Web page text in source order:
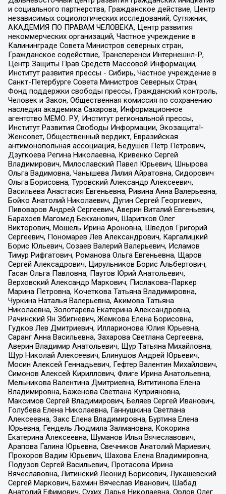
и социального партнерства, Гражданское действие, Центр
независимых социологических исследований, Сутяжник,
АКАДЕМИЯ ПО ПРАВАМ ЧЕЛОВЕКА, Центр развития
некоммерческих организаций, Частное учреждение в
Калининграде Совета Министров северных стран,
Гражданское содействие, Трансперенси Интернешнл-Р,
Центр Защиты Прав Средств Массовой Информации,
Институт развития прессы - Сибирь, Частное учреждение в
Санкт-Петербурге Совета Министров Северных Стран,
Фонд поддержки свободы прессы, Гражданский контроль,
Человек и Закон, Общественная комиссия по сохранению
наследия академика Сахарова, Информационное
агентство МЕМО. РУ, Институт региональной прессы,
Институт Развития Свободы Информации, Экозащита!-
Женсовет, Общественный вердикт, Евразийская
антимонопольная ассоциация, Бедушев Петр Петрович,
Дзугкоева Регина Николаевна, Кривенко Сергей
Владимирович, Милославский Павел Юрьевич, Шнырова
Ольга Вадимовна, Чанышева Лилия Айратовна, Сидорович
Ольга Борисовна, Туровский Александр Алексеевич,
Васильева Анастасия Евгеньевна, Ривина Анна Валерьевна,
Бойко Анатолий Николаевич, Дугин Сергей Георгиевич,
Пивоваров Андрей Сергеевич, Аверин Виталий Евгеньевич,
Барахоев Магомед Бекханович, Шарипков Олег
Викторович, Мошель Ирина Ароновна, Шведов Григорий
Сергеевич, Пономарев Лев Александрович, Каргалицкий
Борис Юльевич, Созаев Валерий Валерьевич, Исламов
Тимур Рифгатович, Романова Ольга Евгеньевна, Щаров
Сергей Алексадрович, Цирульников Борис Альбертович,
Гасан Ольга Павловна, Паутов Юрий Анатольевич,
Верховский Александр Маркович, Пислакова-Паркер
Марина Петровна, Кочеткова Татьяна Владимировна,
Чуркина Наталья Валерьевна, Акимова Татьяна
Николаевна, Золотарева Екатерина Александровна,
Рачинский Ян Збигневич, Жемкова Елена Борисовна,
Гудков Лев Дмитриевич, Илларионова Юлия Юрьевна,
Саранг Анна Васильевна, Захарова Светлана Сергеевна,
Аверин Владимир Анатольевич, Щур Татьяна Михайловна,
Щур Николай Алексеевич, Блинушов Андрей Юрьевич,
Мосин Алексей Геннадьевич, Гефтер Валентин Михайлович,
Симонов Алексей Кириллович, Флиге Ирина Анатольевна,
Мельникова Валентина Дмитриевна, Вититинова Елена
Владимировна, Баженова Светлана Куприяновна,
Максимов Сергей Владимирович, Беляев Сергей Иванович,
Голубева Елена Николаевна, Ганнушкина Светлана
Алексеевна, Закс Елена Владимировна, Буртина Елена
Юрьевна, Гендель Людмила Залмановна, Кокорина
Екатерина Алексеевна, Шуманов Илья Вячеславович,
Арапова Галина Юрьевна, Свечников Анатолий Мариевич,
Прохоров Вадим Юрьевич, Шахова Елена Владимировна,
Подузов Сергей Васильевич, Протасова Ирина
Вячеславовна, Литинский Леонид Борисович, Лукашевский
Сергей Маркович, Бахмин Вячеслав Иванович, Шабад
Анатолий Ефимович, Сухих Дарья Николаевна, Орлов Олег